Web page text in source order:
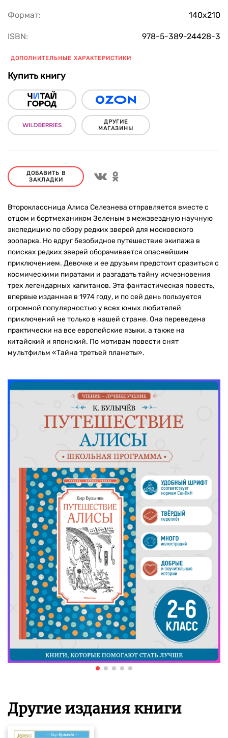
Формат: 140х210
ISBN: 978-5-389-24428-3
ДОПОЛНИТЕЛЬНЫЕ ХАРАКТЕРИСТИКИ
Купить книгу
ДРУГИЕ
МАГАЗИНЫ
ДОБАВИТЬ В
ЗАКЛАДКИ
Второклассница Алиса Селезнева отправляется вместе с
отцом и бортмехаником Зеленым в межзвездную научную
экспедицию по сбору редких зверей для московского
зоопарка. Но вдруг безобидное путешествие экипажа в
поисках редких зверей оборачивается опаснейшим
приключением. Девочке и ее друзьям предстоит сразиться с
космическими пиратами и разгадать тайну исчезновения
трех легендарных капитанов. Эта фантастическая повесть,
впервые изданная в 1974 году, и по сей день пользуется
огромной популярностью у всех юных любителей
приключений не только в нашей стране. Она переведена
практически на все европейские языки, а также на
китайский и японский. По мотивам повести снят
мультфильм «Тайна третьей планеты».
Другие издания книги